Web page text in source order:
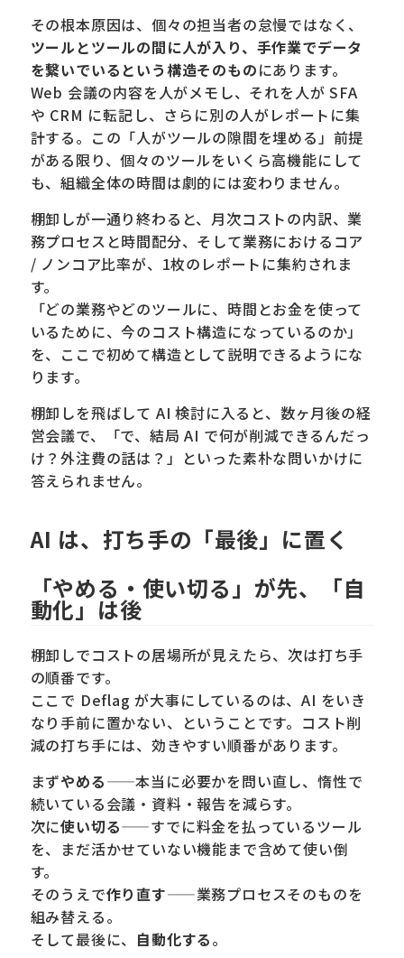
その根本原因は、個々の担当者の怠慢ではなく、
ツールとツールの間に人が入り、手作業でデータ
を繋いでいるという構造そのものにあります。
Web 会議の内容を人がメモし、それを人が SFA
や CRM に転記し、さらに別の人がレポートに集
計する。この「人がツールの隙間を埋める」前提
がある限り、個々のツールをいくら高機能にして
も、組織全体の時間は劇的には変わりません。
棚卸しが一通り終わると、月次コストの内訳、業
務プロセスと時間配分、そして業務におけるコア
/ ノンコア比率が、1枚のレポートに集約されま
す。
「どの業務やどのツールに、時間とお金を使って
いるために、今のコスト構造になっているのか」
を、ここで初めて構造として説明できるようにな
ります。
棚卸しを飛ばして AI 検討に入ると、数ヶ月後の経
営会議で、「で、結局 AI で何が削減できるんだっ
け？外注費の話は？」といった素朴な問いかけに
答えられません。
AI は、打ち手の「最後」に置く
「やめる・使い切る」が先、「自
動化」は後
棚卸しでコストの居場所が見えたら、次は打ち手
の順番です。
ここで Deflag が大事にしているのは、AI をいき
なり手前に置かない、ということです。コスト削
減の打ち手には、効きやすい順番があります。
まずやめる——本当に必要かを問い直し、惰性で
続いている会議・資料・報告を減らす。
次に使い切る——すでに料金を払っているツール
を、まだ活かせていない機能まで含めて使い倒
す。
そのうえで作り直す——業務プロセスそのものを
組み替える。
そして最後に、 自動化する。